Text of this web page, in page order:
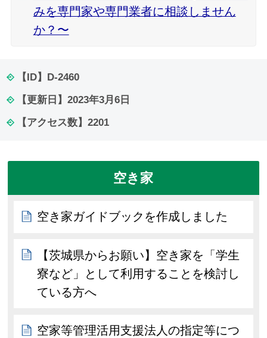
みを専門家や専門業者に相談しません
か？〜
【ID】 D-2460
【更新日】 2023年3月6日
【アクセス数】 2201
空き家
空き家ガイドブックを作成しました
【茨城県からお願い】空き家を「学生
寮など」として利用することを検討し
ている方へ
空家等管理活用支援法人の指定等につ